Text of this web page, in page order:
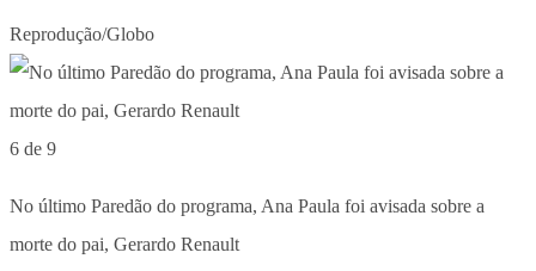
Reprodução/Globo
6 de 9
No último Paredão do programa, Ana Paula foi avisada sobre a
morte do pai, Gerardo Renault